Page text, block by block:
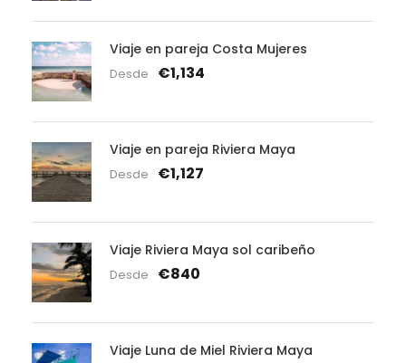
Viaje en pareja Costa Mujeres
Desde €1,134
Viaje en pareja Riviera Maya
Desde €1,127
Viaje Riviera Maya sol caribeño
Desde €840
Viaje Luna de Miel Riviera Maya